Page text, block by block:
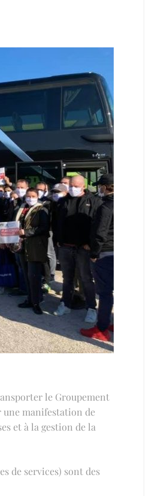
le Groupement
une manifestation de
et à la gestion de la
de services) sont des